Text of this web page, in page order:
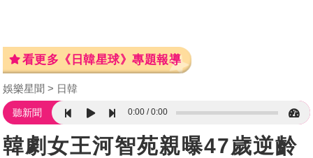
看更多《日韓星球》專題報導
娛樂星聞 日韓
聽新聞 0:00 0:00
韓劇女王河智苑親曝47歲逆齡